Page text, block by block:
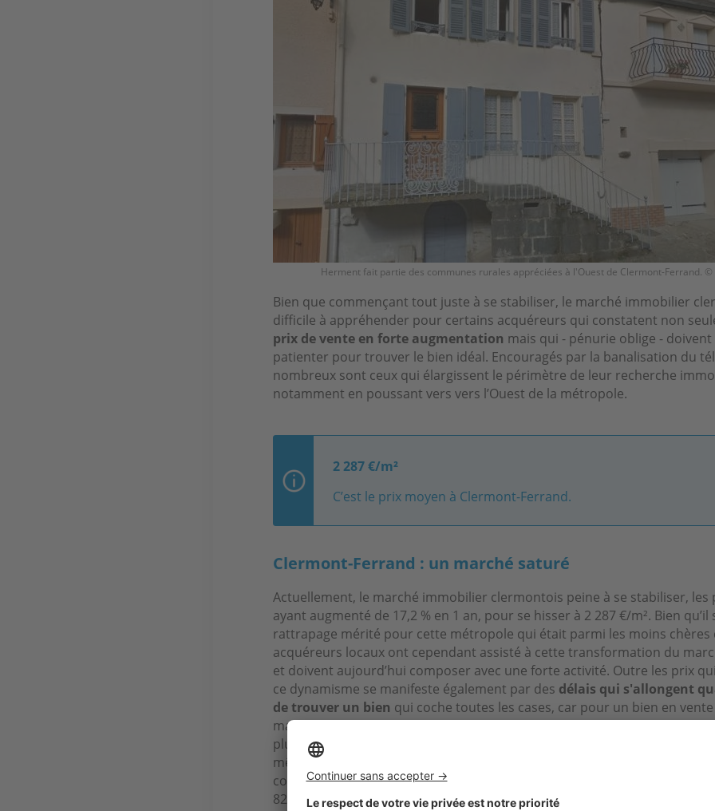
Herment fait partie des communes rurales appréciées à l'Ouest de Clermont-Ferrand. ©
Bien que commençant tout juste à se stabiliser, le marché immobilier
difficile à appréhender pour certains acquéreurs qui constatent non
prix de vente en forte augmentation mais qui - pénurie oblige -
patienter pour trouver le bien idéal. Encouragés par la banalisation du
nombreux sont ceux qui élargissent le périmètre de leur recherche
notamment en poussant vers vers l’Ouest de la métropole.
2 287 €/m²
C’est le prix moyen à Clermont-Ferrand.
Clermont-Ferrand : un marché saturé
Actuellement, le marché immobilier clermontois peine à se stabiliser, les
ayant augmenté de 17,2 % en 1 an, pour se hisser à 2 287 €/m². Bien qu’il
rattrapage mérité pour cette métropole qui était parmi les moins chères
acquéreurs locaux ont cependant assisté à cette transformation du
et doivent aujourd’hui composer avec une forte activité. Outre les prix
ce dynamisme se manifeste également par des délais qui s'allongent
de trouver un bien qui coche toutes les cases, car pour un bien en
marché, ce sont de nombreux acquéreurs qui se pressent pour faire
plupart des biens se vendant d’ailleurs uniquement à partir des fichiers
même devoir de publicité préalable. Enfin, notons que Clermont-Ferrand
comme de nombreuses métropoles, une écrasante majorité
82 %, contre 17 % seulement de maisons. Or, de plus en plus de familles